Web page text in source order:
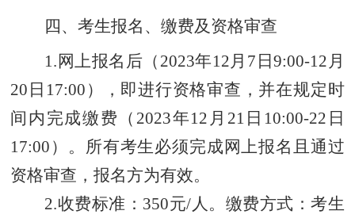
四、考生报名、缴费及资格审查
1. 网上报名后 （ 2023年12月 7 日9:00-12 月
20 日 17:00 ）
，即进行资格审查，并在规定时
间内完成缴费 （ 2023年12 月 21 日 10:00-22 日
17:00 ） 。所有考生必须完成网上报名且通过
资格审查，报名方为有效。
2.收费标准： 350元/人。缴费方式：考生